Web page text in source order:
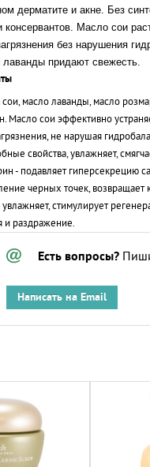
дерматите и акне. Без
Масло сои
без нарушения
придают свежесть.
масло лаванды, масло
Масло сои эффективно
не нарушая
свойства, увлажняет,
- подавляет гиперсекрецию
черных точек, возвращает
увлажняет, стимулирует
и раздражение.
Есть вопросы?
Написать на Email